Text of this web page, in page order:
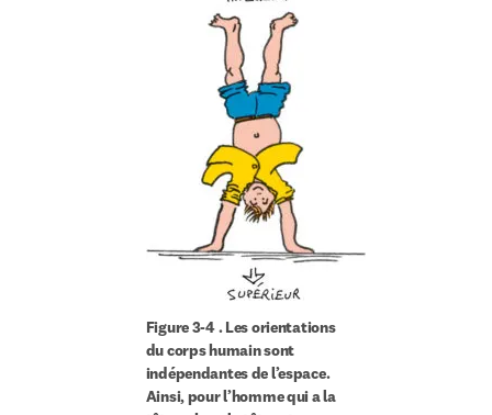
Figure 3-4 . Les orientations
du corps humain sont
indépendantes de l’espace.
Ainsi, pour l’homme qui a la